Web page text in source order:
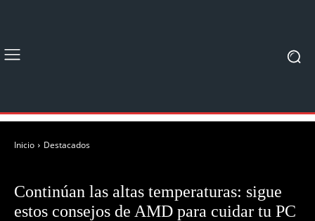
Inicio Destacados
Continúan las altas temperaturas: sigue
estos consejos de AMD para cuidar tu PC